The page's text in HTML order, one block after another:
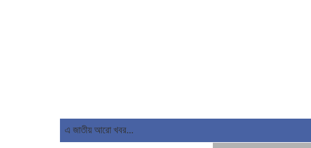
এ জাতীয় আরো খবর...